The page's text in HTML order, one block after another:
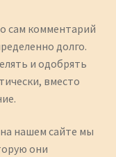
сам комментарий
долго.
и одобрять
вместо
нашем сайте мы
они